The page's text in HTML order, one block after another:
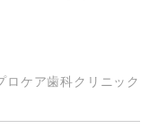
ロケア歯科クリニック